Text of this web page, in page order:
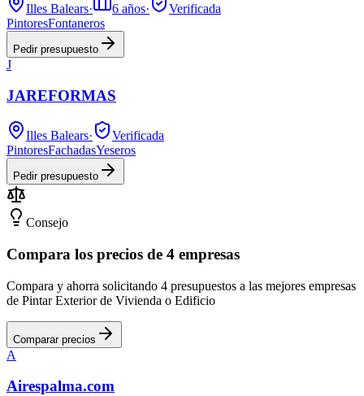
Illes Balears· 6 años·
Verificada
PintoresFontaneros
Pedir presupuesto
J
JAREFORMAS
Illes Balears·
Verificada
PintoresFachadasYeseros
Pedir presupuesto
Consejo
Compara los precios de 4 empresas
Compara y ahorra solicitando 4 presupuestos a las mejores empresas
de Pintar Exterior de Vivienda o Edificio
Comparar precios
A
Airespalma.com